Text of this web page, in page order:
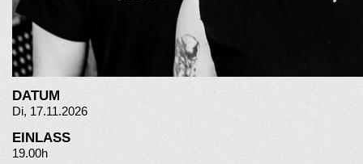
DATUM
Di, 17.11.2026
EINLASS
19.00h